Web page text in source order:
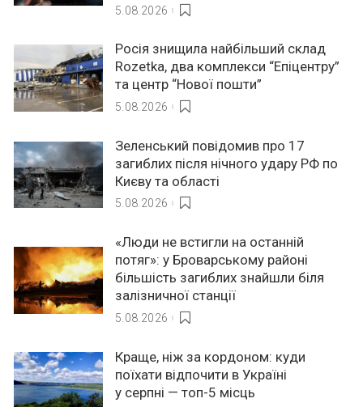
5.08.2026
Росія знищила найбільший склад
Rozetka, два комплекси “Епіцентру”
та центр “Нової пошти”
5.08.2026
Зеленський повідомив про 17
загиблих після нічного удару РФ по
Києву та області
5.08.2026
«Люди не встигли на останній
потяг»: у Броварському районі
більшість загиблих знайшли біля
залізничної станції
5.08.2026
Краще, ніж за кордоном: куди
поїхати відпочити в Україні
у серпні — топ-5 місць